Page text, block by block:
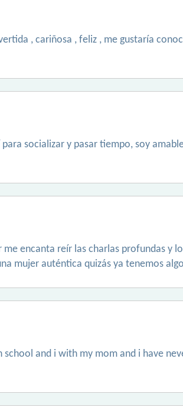
, cariñosa , feliz , me gustaría
socializar y pasar tiempo, soy
encanta reír las charlas profundas y
mujer auténtica quizás ya tenemos
and i with my mom and i have